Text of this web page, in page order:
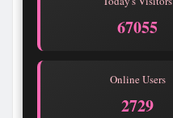
67055
Online Users
2729